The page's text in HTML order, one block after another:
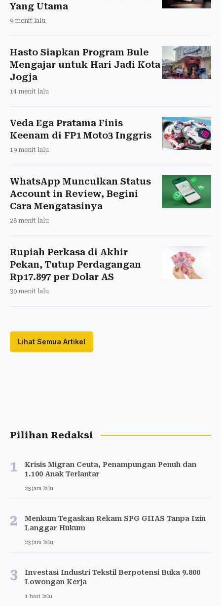
Yang Utama
9 menit lalu
Hasto Siapkan Program Bule
Mengajar untuk Hari Jadi Kota
Jogja
14 menit lalu
Veda Ega Pratama Finis
Keenam di FP1 Moto3 Inggris
19 menit lalu
WhatsApp Munculkan Status
Account in Review, Begini
Cara Mengatasinya
28 menit lalu
Rupiah Perkasa di Akhir
Pekan, Tutup Perdagangan
Rp17.897 per Dolar AS
39 menit lalu
Lihat Semua Artikel
Pilihan Redaksi
1
Krisis Migran Ceuta, Penampungan Penuh dan
1.100 Anak Terlantar
23 jam lalu
2
Menkum Tegaskan Rekam SPG GIIAS Tanpa Izin
Langgar Hukum
23 jam lalu
3
Investasi Industri Tekstil Berpotensi Buka 9.800
Lowongan Kerja
1 hari lalu